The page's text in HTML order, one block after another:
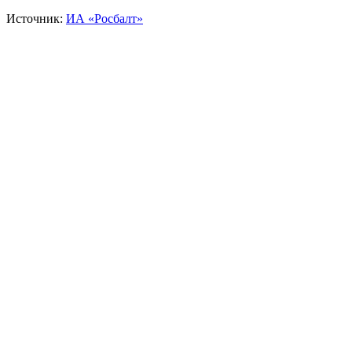
Источник: ИА «Росбалт»